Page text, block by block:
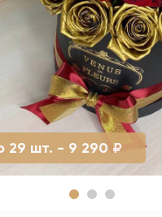
29 шт. - 9 290 ₽